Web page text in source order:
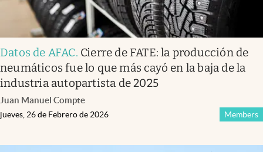
Datos de AFAC. Cierre de FATE: la producción de
neumáticos fue lo que más cayó en la baja de la
industria autopartista de 2025
Juan Manuel Compte
Members
jueves, 26 de Febrero de 2026